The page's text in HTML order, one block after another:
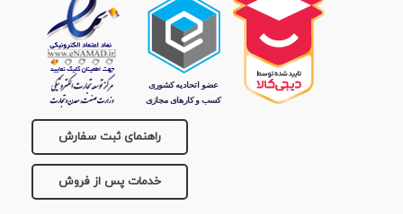
راهنمای ثبت سفارش
خدمات پس از فروش